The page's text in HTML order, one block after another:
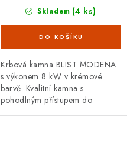
Skladem (4 ks)
Krbová kamna BLIST MODENA
s výkonem 8 kW v krémové
barvě. Kvalitní kamna s
pohodlným přístupem do